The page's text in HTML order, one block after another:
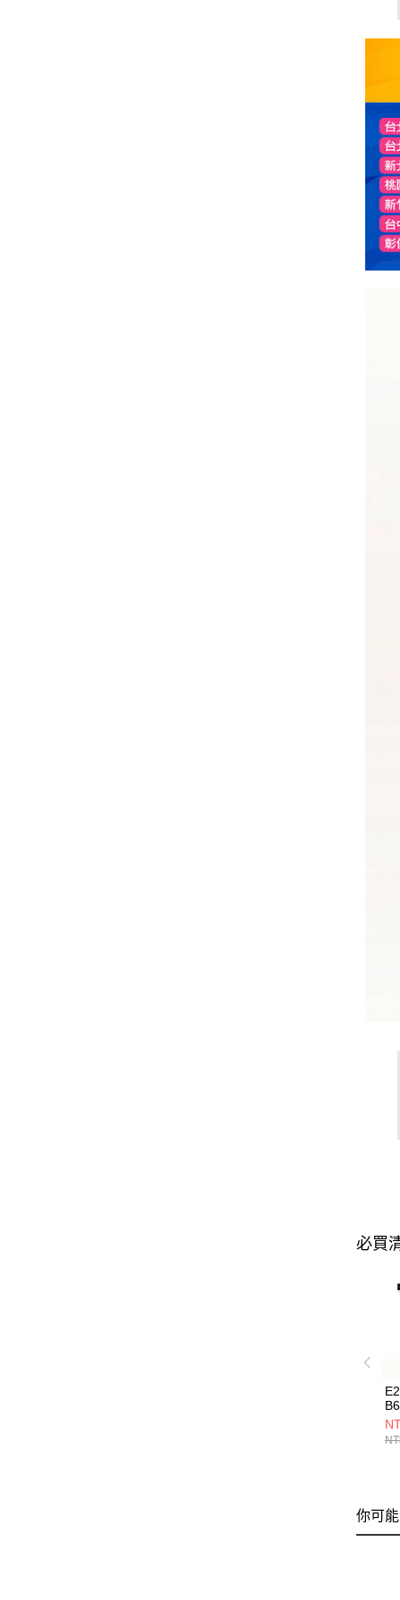
必買
你可